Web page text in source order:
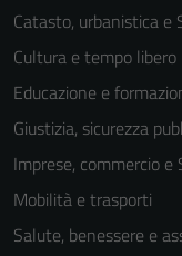
Catasto, urbanistica e
Cultura e tempo libero
Educazione e
Giustizia, sicurezza
Imprese, commercio e
Mobilità e trasporti
Salute, benessere e